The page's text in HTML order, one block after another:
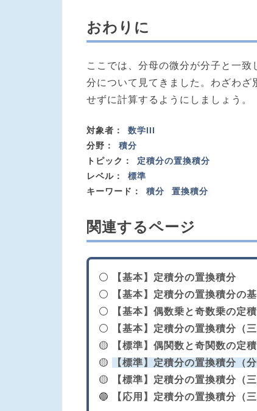
おわりに
ここでは、分母の微分が分子と一
分について見てきました。わざわ
せずに計算するようにしましょう。
対象者：
数学III
分野：
積分
トピック：
定積分の置換積分
レベル：
標準
キーワード：
積分 置換積分
関連するページ
⚪
【基本】定積分の置換積分
⚪
【基本】定積分の置換積分の
⚪
【基本】偶数乗と奇数乗の定
⚪
【基本】定積分の置換積分（
🟡
【標準】偶関数と奇関数の定
🟡
【標準】定積分の置換積分（分
🟡
【標準】定積分の置換積分（
🔵
【応用】定積分の置換積分（